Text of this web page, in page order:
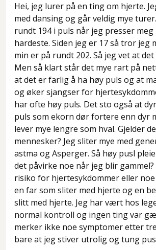
Hei, jeg lurer på en ting om hjerte.
med dansing og går veldig mye
rundt 194 i puls når jeg presser meg
hardeste. Siden jeg er 17 så tror jeg
min er på rundt 202. Så jeg vet at
Men så klart står det mye rart på
at det er farlig å ha høy puls og at
og øker sjangser for
har ofte høy puls. Det sto også at
puls som ekorn dør fortere enn dyr
lever mye lengre som hval. Gjelder
mennesker? Jeg sliter mye med
astma og Asperger. Så høy pusl
det påvirke noe når jeg blir
risiko for hjertesykdommer eller noe
en far som sliter med hjerte og en
slitt med hjerte. Jeg har vært hos
normal kontroll og ingen ting var
merker ikke noe symptomer etter
bare at jeg stiver utrolig og tung